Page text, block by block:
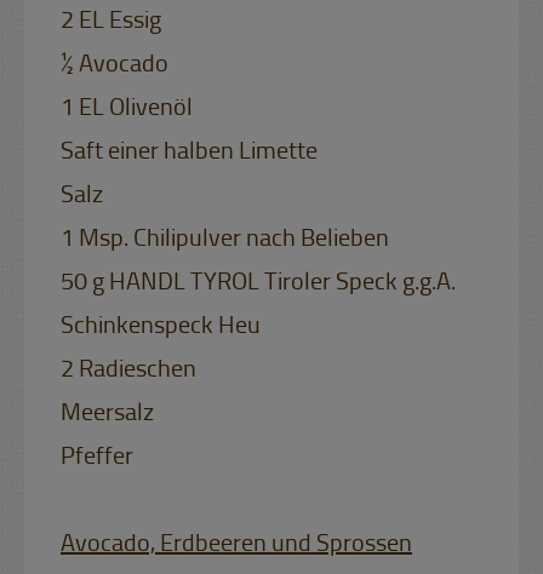
2 EL Essig
½ Avocado
1 EL Olivenöl
Saft einer halben Limette
Salz
1 Msp. Chilipulver nach Belieben
50 g HANDL TYROL Tiroler Speck g.g.A.
Schinkenspeck Heu
2 Radieschen
Meersalz
Pfeffer
Avocado, Erdbeeren und Sprossen